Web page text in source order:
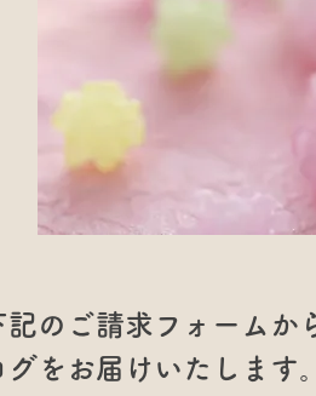
のご請求フォームか
をお届けいたします。